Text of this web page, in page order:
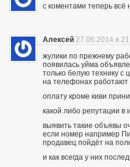
с коментами теперь
Алексей 27.06.2014 в
жулики по прежнему
появилась уйма
только белую технику с
на телефонах
оплату кроме киви
какой либо репутации в
выявить такие объявы
если номер например
продавец пойдёт на
и как всегда у них